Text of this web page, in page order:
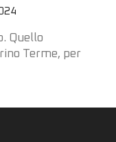
Quello
Terme, per